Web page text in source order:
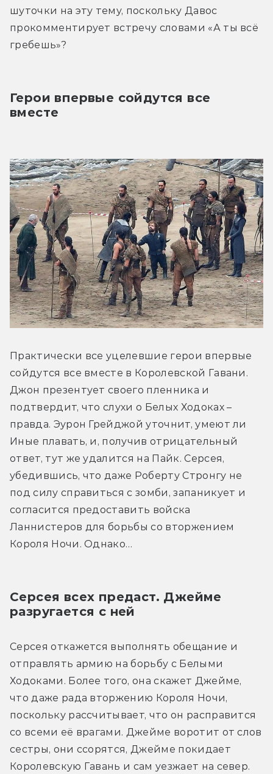
шуточки на эту тему, поскольку Давос
прокомментирует встречу словами «А ты всё
гребешь»?
Герои впервые сойдутся все
вместе
Практически все уцелевшие герои впервые
сойдутся все вместе в Королевской Гавани.
Джон презентует своего пленника и
подтвердит, что слухи о Белых Ходоках –
правда. Эурон Грейджой уточнит, умеют ли
Иные плавать, и, получив отрицательный
ответ, тут же удалится на Пайк. Серсея,
убедившись, что даже Роберту Стронгу не
под силу справиться с зомби, запаникует и
согласится предоставить войска
Ланнистеров для борьбы со вторжением
Короля Ночи. Однако…
Серсея всех предаст. Джейме
разругается с ней
Серсея откажется выполнять обещание и
отправлять армию на борьбу с Белыми
Ходоками. Более того, она скажет Джейме,
что даже рада вторжению Короля Ночи,
поскольку рассчитывает, что он расправится
со всеми её врагами. Джейме воротит от слов
сестры, они ссорятся, Джейме покидает
Королевскую Гавань и сам уезжает на север.